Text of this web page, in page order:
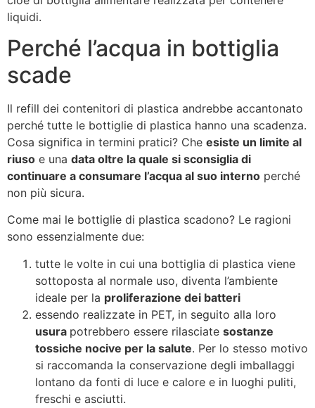
liquidi.
Perché l’acqua in bottiglia
scade
Il refill dei contenitori di plastica andrebbe accantonato
perché tutte le bottiglie di plastica hanno una scadenza.
Cosa significa in termini pratici? Che esiste un limite al
riuso e una data oltre la quale si sconsiglia di
continuare a consumare l’acqua al suo interno perché
non più sicura.
Come mai le bottiglie di plastica scadono? Le ragioni
sono essenzialmente due:
tutte le volte in cui una bottiglia di plastica viene
sottoposta al normale uso, diventa l’ambiente
ideale per la proliferazione dei batteri
essendo realizzate in PET, in seguito alla loro
usura potrebbero essere rilasciate sostanze
tossiche nocive per la salute. Per lo stesso motivo
si raccomanda la conservazione degli imballaggi
lontano da fonti di luce e calore e in luoghi puliti,
freschi e asciutti.